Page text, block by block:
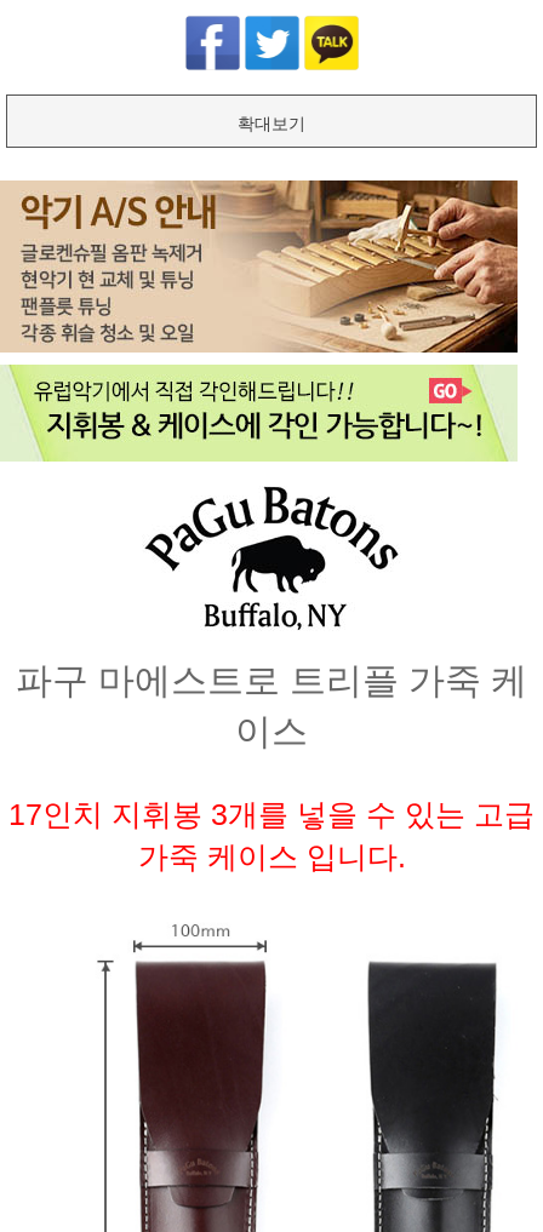
확대보기
파구 마에스트로 트리플 가죽 케
이스
17인치 지휘봉 3개를 넣을 수 있는 고급
가죽 케이스 입니다.